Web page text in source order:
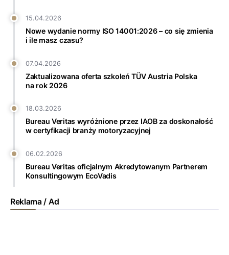
15.04.2026
Nowe wydanie normy ISO 14001:2026 – co się zmienia
i ile masz czasu?
07.04.2026
Zaktualizowana oferta szkoleń TÜV Austria Polska
na rok 2026
18.03.2026
Bureau Veritas wyróżnione przez IAOB za doskonałość
w certyfikacji branży motoryzacyjnej
06.02.2026
Bureau Veritas oficjalnym Akredytowanym Partnerem
Konsultingowym EcoVadis
Reklama / Ad